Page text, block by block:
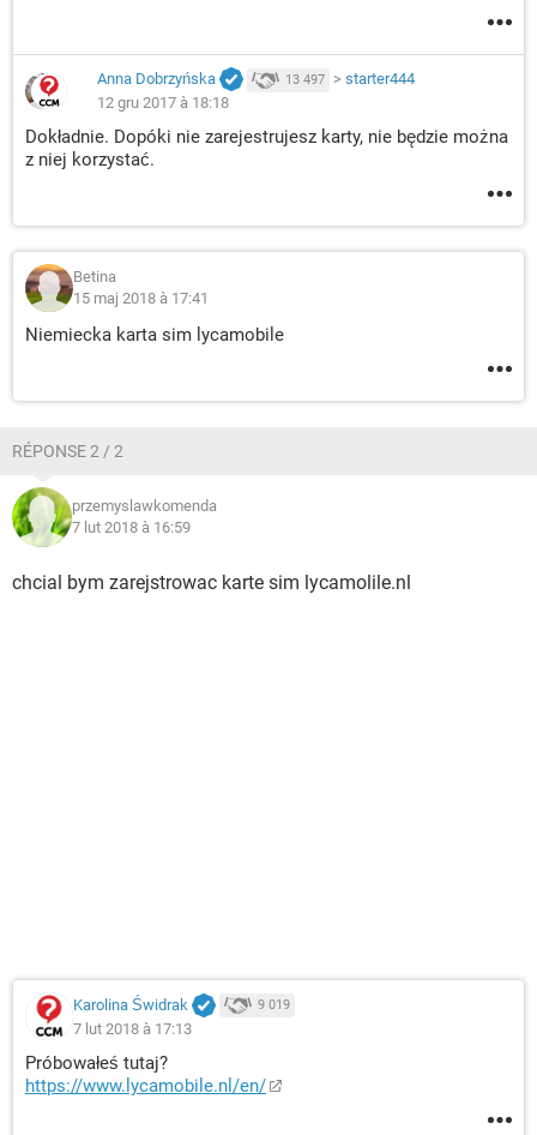
Anna Dobrzyńska 13 497 > starter444
12 gru 2017 à 18:18
Dokładnie. Dopóki nie zarejestrujesz karty, nie będzie można
z niej korzystać.
Betina
15 maj 2018 à 17:41
Niemiecka karta sim lycamobile
RÉPONSE 2 / 2
przemyslawkomenda
7 lut 2018 à 16:59
chcial bym zarejstrowac karte sim lycamolile.nl
Karolina Świdrak 9 019
7 lut 2018 à 17:13
Próbowałeś tutaj?
https://www.lycamobile.nl/en/